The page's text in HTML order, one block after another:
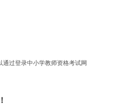
通过登录中小学教师资格考试网